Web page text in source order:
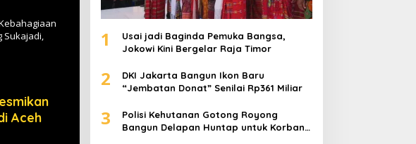
Kebahagiaan
Sukajadi,
Aceh
1
Usai jadi Baginda Pemuka Bangsa,
Jokowi Kini Bergelar Raja Timor
2
DKI Jakarta Bangun Ikon Baru
“Jembatan Donat” Senilai Rp361 Miliar
3
Polisi Kehutanan Gotong Royong
Bangun Delapan Huntap untuk Korban